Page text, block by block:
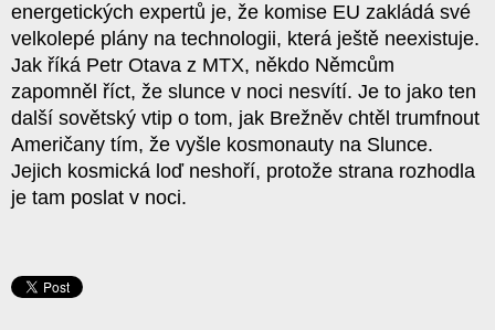
energetických expertů je, že komise EU zakládá své
velkolepé plány na technologii, která ještě neexistuje.
Jak říká Petr Otava z MTX, někdo Němcům
zapomněl říct, že slunce v noci nesvítí. Je to jako ten
další sovětský vtip o tom, jak Brežněv chtěl trumfnout
Američany tím, že vyšle kosmonauty na Slunce.
Jejich kosmická loď neshoří, protože strana rozhodla
je tam poslat v noci.